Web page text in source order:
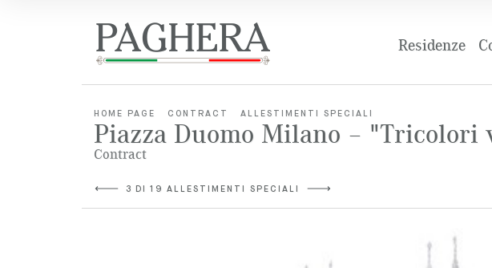
Residenze
HOME PAGE CONTRACT ALLESTIMENTI SPECIALI
Piazza Duomo Milano – "Tricolori
Contract
3 DI 19 ALLESTIMENTI SPECIALI